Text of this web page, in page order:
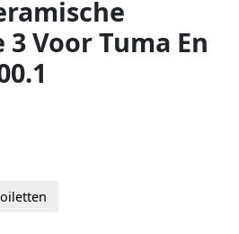
Voor Tuma En